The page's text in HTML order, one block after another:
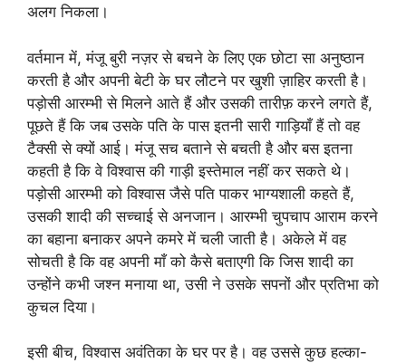
अलग निकला।
वर्तमान में, मंजू बुरी नज़र से बचने के लिए एक छोटा सा अनुष्ठान
करती है और अपनी बेटी के घर लौटने पर खुशी ज़ाहिर करती है।
पड़ोसी आरम्भी से मिलने आते हैं और उसकी तारीफ़ करने लगते हैं,
पूछते हैं कि जब उसके पति के पास इतनी सारी गाड़ियाँ हैं तो वह
टैक्सी से क्यों आई। मंजू सच बताने से बचती है और बस इतना
कहती है कि वे विश्वास की गाड़ी इस्तेमाल नहीं कर सकते थे।
पड़ोसी आरम्भी को विश्वास जैसे पति पाकर भाग्यशाली कहते हैं,
उसकी शादी की सच्चाई से अनजान। आरम्भी चुपचाप आराम करने
का बहाना बनाकर अपने कमरे में चली जाती है। अकेले में वह
सोचती है कि वह अपनी माँ को कैसे बताएगी कि जिस शादी का
उन्होंने कभी जश्न मनाया था, उसी ने उसके सपनों और प्रतिभा को
कुचल दिया।
इसी बीच, विश्वास अवंतिका के घर पर है। वह उससे कुछ हल्का-